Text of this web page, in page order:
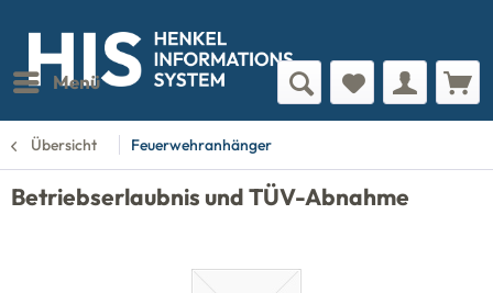
Menü
Übersicht Feuerwehranhänger
Betriebserlaubnis und TÜV-Abnahme